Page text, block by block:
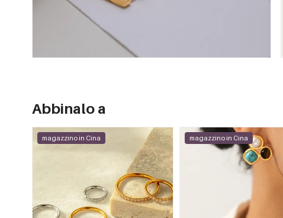
Abbinalo a
magazzino in Cina magazzino in Cina